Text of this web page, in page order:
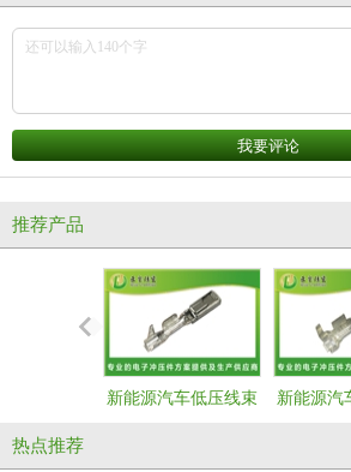
推荐产品
新能源汽车低压线束 新能源汽
热点推荐